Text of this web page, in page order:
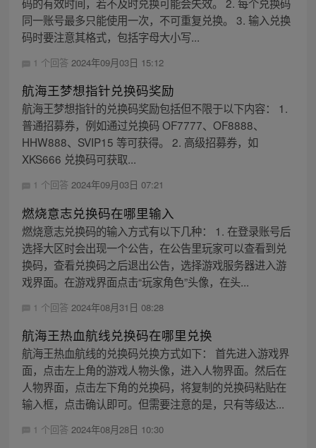
同一账号最多只能使用一次，不可重复兑换。 3. 输入兑换
码时要注意其格式，包括字母大小写...
1 个回答 2024年09月03日 15:12
航海王梦想指针兑换码奖励
航海王梦想指针的兑换码奖励包括但不限于以下内容： 1.
普通招募券，例如通过兑换码 OF7777、OF8888、
HHW888、SVIP15 等可获得。 2. 高级招募券，如
XKS666 兑换码可获取...
1 个回答 2024年09月03日 07:21
燃烧意志兑换码在哪里输入
燃烧意志兑换码的输入方式有以下几种： 1. 在登录账号后
选择大区时会出现一个公告，在公告里玩家可以查看到兑
换码，查看兑换码之后退出公告，选择游戏服务器进入游
戏界面。在游戏界面点击“玩家角色”头像，在头...
1 个回答 2024年08月31日 08:28
航海王热血航线兑换码在哪里兑换
航海王热血航线的兑换码兑换方式如下： 首先进入游戏界
面，点击左上角的游戏人物头像，进入人物界面。然后在
人物界面，点击左下角的兑换码，将复制的兑换码粘贴在
输入框，点击确认即可。但需要注意的是，只有等级达...
1 个回答 2024年08月28日 10:30